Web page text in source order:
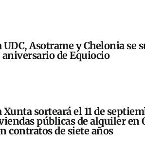
UDC, Asotrame y Chelonia se
aniversario de Equiocio
Xunta sorteará el 11 de
públicas de alquiler en
contratos de siete años